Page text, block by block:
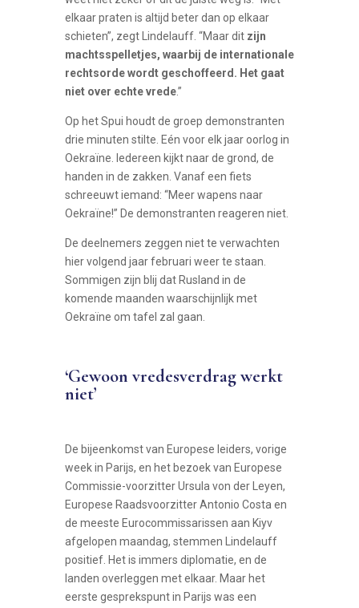
elkaar praten is altijd beter dan op elkaar
schieten”, zegt Lindelauff. “Maar dit zijn
machtsspelletjes, waarbij de internationale
rechtsorde wordt geschoffeerd. Het gaat
niet over echte vrede.”
Op het Spui houdt de groep demonstranten
drie minuten stilte. Eén voor elk jaar oorlog in
Oekraïne. Iedereen kijkt naar de grond, de
handen in de zakken. Vanaf een fiets
schreeuwt iemand: “Meer wapens naar
Oekraïne!” De demonstranten reageren niet.
De deelnemers zeggen niet te verwachten
hier volgend jaar februari weer te staan.
Sommigen zijn blij dat Rusland in de
komende maanden waarschijnlijk met
Oekraïne om tafel zal gaan.
‘Gewoon vredesverdrag werkt
niet’
De bijeenkomst van Europese leiders, vorige
week in Parijs, en het bezoek van Europese
Commissie-voorzitter Ursula von der Leyen,
Europese Raadsvoorzitter Antonio Costa en
de meeste Eurocommissarissen aan Kiyv
afgelopen maandag, stemmen Lindelauff
positief. Het is immers diplomatie, en de
landen overleggen met elkaar. Maar het
eerste gesprekspunt in Parijs was een